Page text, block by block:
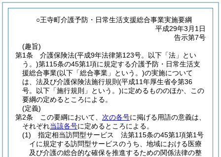
○王寺町介護予防・日常生活支援総合事業実施要綱
平成29年3月1日
告示第7号
(趣旨)
第1条
介護保険法(平成9年法律第123号。以下「法」とい
う。)第115条の45第1項に規定する介護予防・日常生活支
援総合事業(以下「総合事業」という。)の実施について
は、法及び介護保険法施行規則 (平成11年厚生省令第36
号。以下「施行規則」という。)に定めるもののほか、この
要綱の定めるところによる。
(定義)
第2条
この要綱において、 次の各号に掲げる用語の意義は、
それぞれ当該各号に定めるところによる。
(1)
指定相当訪問型サービス 法第115条の45第1項第1号
イに規定する訪問型サービスのうち、地域における医療
及び介護の総合的な確保を推進するための関係法律の整